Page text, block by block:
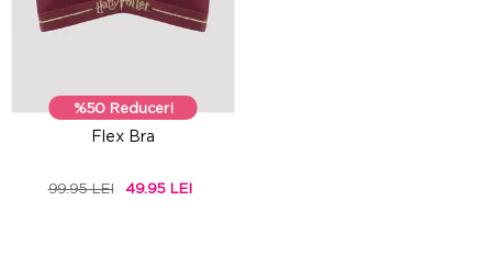
%50 Reduceri
Flex Bra
99.95 LEI 49.95 LEI